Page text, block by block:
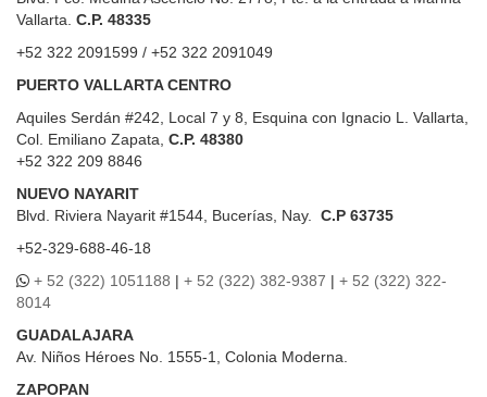
Vallarta. C.P. 48335
+52 322 2091599 / +52 322 2091049
PUERTO VALLARTA CENTRO
Aquiles Serdán #242, Local 7 y 8, Esquina con Ignacio L. Vallarta,
Col. Emiliano Zapata, C.P. 48380
+52 322 209 8846
NUEVO NAYARIT
Blvd.
Riviera Nayarit #1544, Bucerías, Nay. C.P 63735
+52-329-688-46-18
+ 52 (322) 1051188 | + 52 (322) 382-9387 | + 52 (322) 322-
8014
GUADALAJARA
Av. Niños Héroes No. 1555-1, Colonia Moderna.
ZAPOPAN